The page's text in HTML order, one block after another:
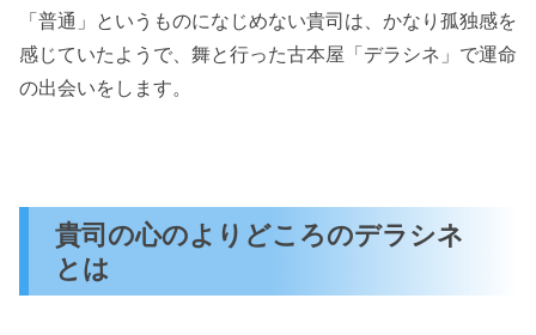
「普通」というものになじめない貴司は、かなり孤独感を
感じていたようで、舞と行った古本屋「デラシネ」で運命
の出会いをします。
貴司の心のよりどころのデラシネ
とは